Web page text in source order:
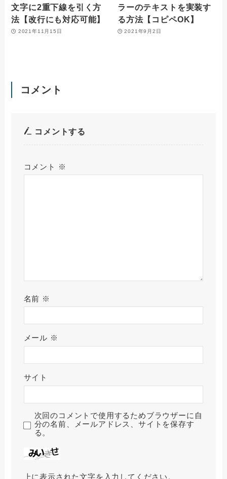
文字に2重下線を引く方
法【改行にも対応可能】
2021年11月15日
ラーのテキストを実装す
る方法【コピペOK】
2021年9月2日
コメント
コメントする
コメント ※
名前 ※
メール ※
サイト
次回のコメントで使用するためブラウザーに自
分の名前、メールアドレス、サイトを保存す
る。
上に表示された文字を入力してください。